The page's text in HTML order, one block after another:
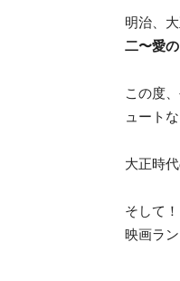
明治、
二〜愛
この度
ュート
大正時
そして！
映画ラ